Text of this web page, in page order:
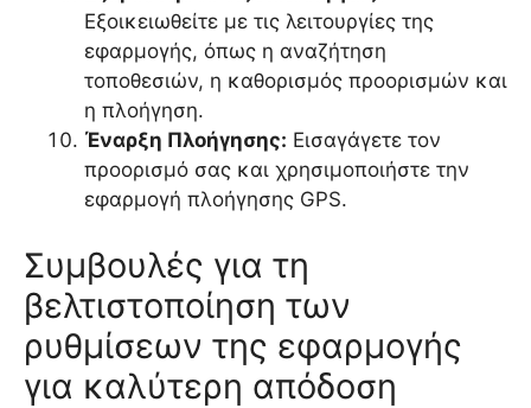
Εξοικειωθείτε με τις λειτουργίες της
εφαρμογής, όπως η αναζήτηση
τοποθεσιών, η καθορισμός προορισμών και
η πλοήγηση.
Έναρξη Πλοήγησης: Εισαγάγετε τον
προορισμό σας και χρησιμοποιήστε την
εφαρμογή πλοήγησης GPS.
Συμβουλές για τη
βελτιστοποίηση των
ρυθμίσεων της εφαρμογής
για καλύτερη απόδοση